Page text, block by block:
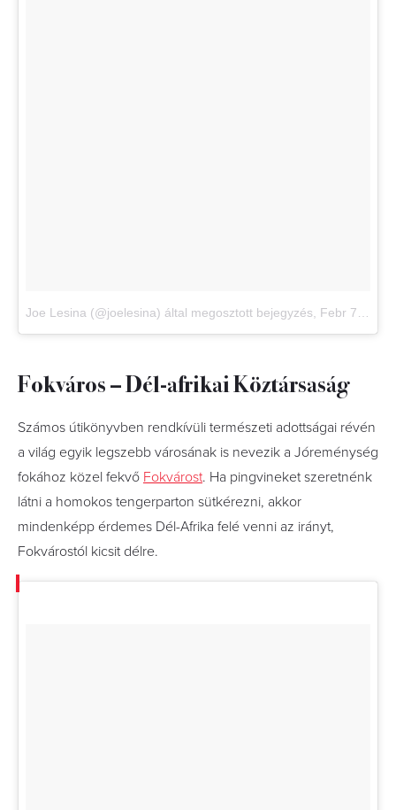
Joe Lesina (@joelesina) által megosztott bejegyzés Febr 7., 2018, időpont: 8:59 (PST időzóna szerint)
Fokváros – Dél-afrikai Köztársaság
Számos útikönyvben rendkívüli természeti adottságai révén
a világ egyik legszebb városának is nevezik a Jóreménység
fokához közel fekvő Fokvárost. Ha pingvineket szeretnénk
látni a homokos tengerparton sütkérezni, akkor
mindenképp érdemes Dél-Afrika felé venni az irányt,
Fokvárostól kicsit délre.